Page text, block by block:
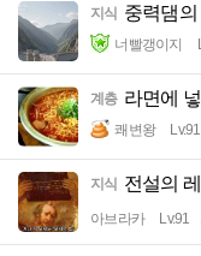
지식 중력댐
너빨갱이지
계층 라면에
쾌변왕 Lv.91
지식 전설의
아브라카 Lv.91